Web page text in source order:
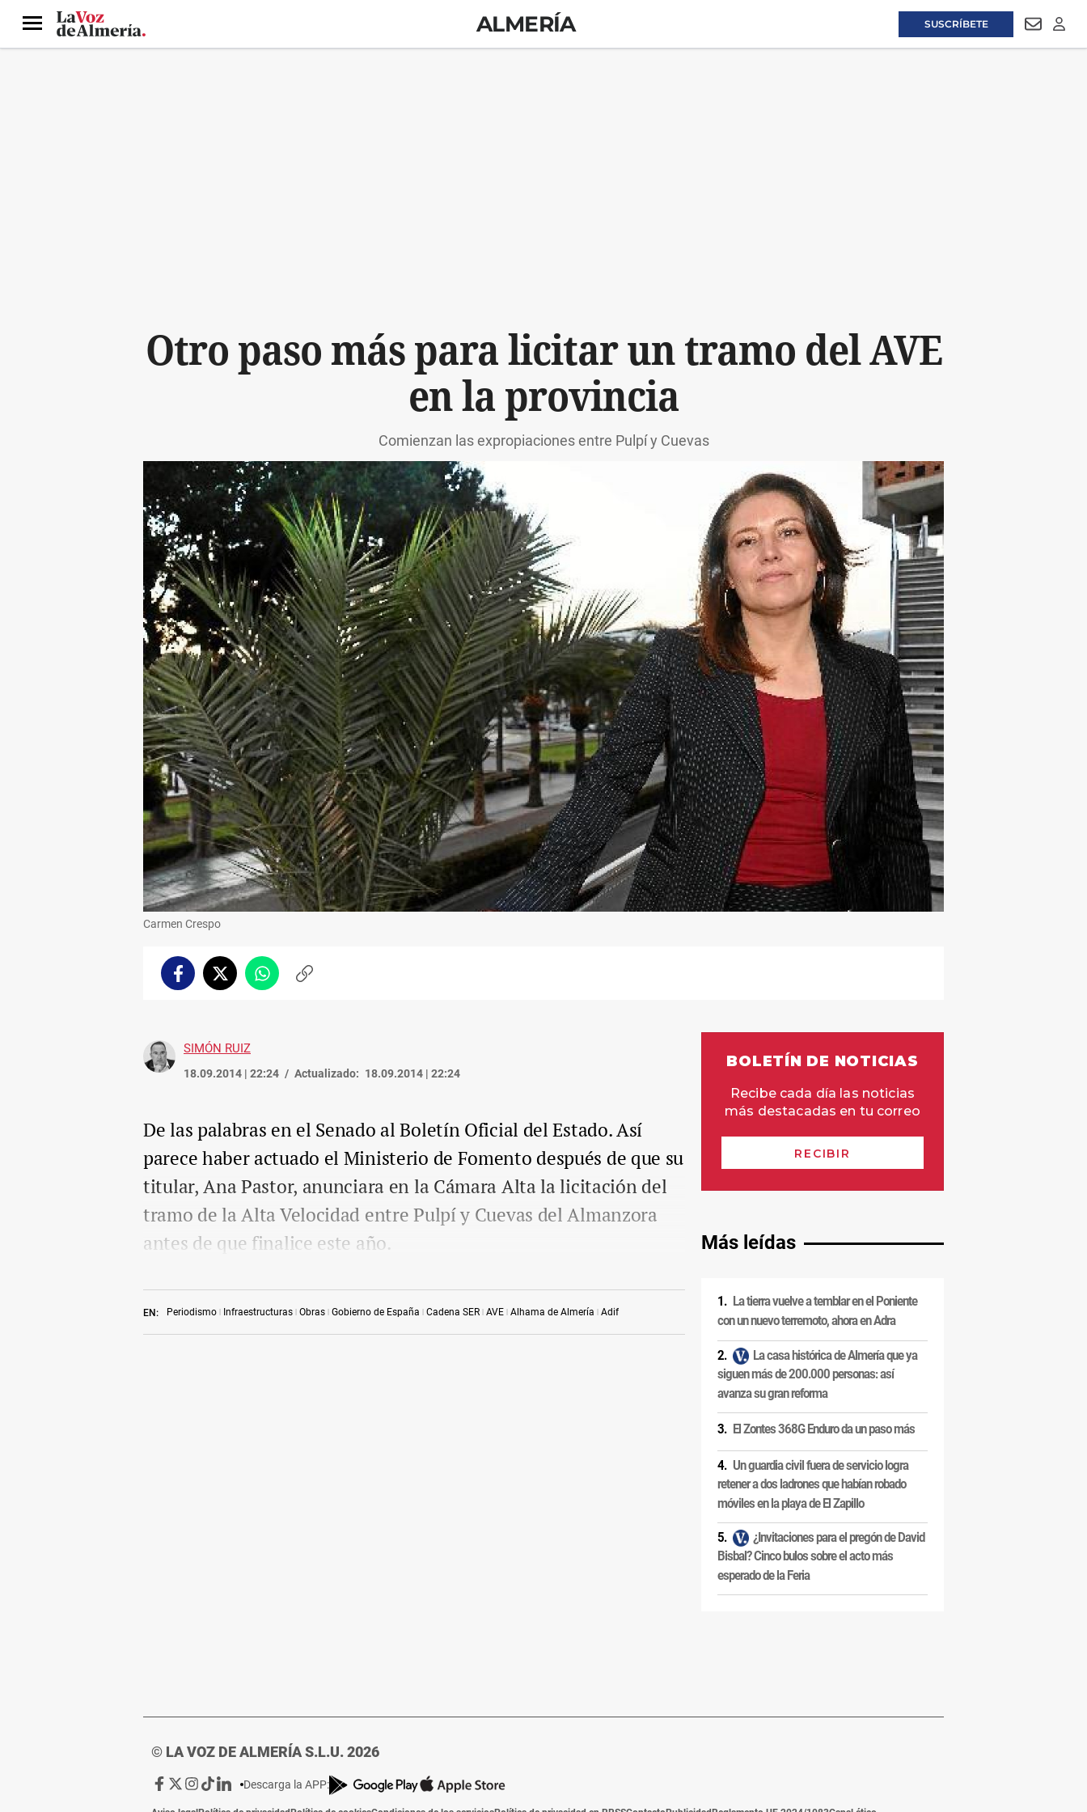
SUSCRÍBETE
Menú ALMERÍA
Otro paso más para licitar un tramo del AVE
en la provincia
Comienzan las expropiaciones entre Pulpí y Cuevas
Carmen Crespo
FacebookTwitterWhatsappCopiar
SIMÓN RUIZ
18.09.2014 | 22:24 Actualizado: 18.09.2014 | 22:24
EN: Periodismo Infraestructuras Obras Gobierno de España Cadena SER AVE Alhama de Almería Adif
De las palabras en el Senado al Boletín Oficial del Estado. Así
parece haber actuado el Ministerio de Fomento después de que su
titular, Ana Pastor, anunciara en la Cámara Alta la licitación del
tramo de la Alta Velocidad entre Pulpí y Cuevas del Almanzora
antes de que finalice este año.
Más leídas
La tierra vuelve a temblar en el Poniente
con un nuevo terremoto, ahora en Adra
La casa histórica de Almería que ya
siguen más de 200.000 personas: así
avanza su gran reforma
El Zontes 368G Enduro da un paso más
Un guardia civil fuera de servicio logra
retener a dos ladrones que habían robado
móviles en la playa de El Zapillo
¿Invitaciones para el pregón de David
Bisbal? Cinco bulos sobre el acto más
esperado de la Feria
© LA VOZ DE ALMERÍA S.L.U. 2026
Ir
Ir
Ir Ir Ir
Descarga la APP: